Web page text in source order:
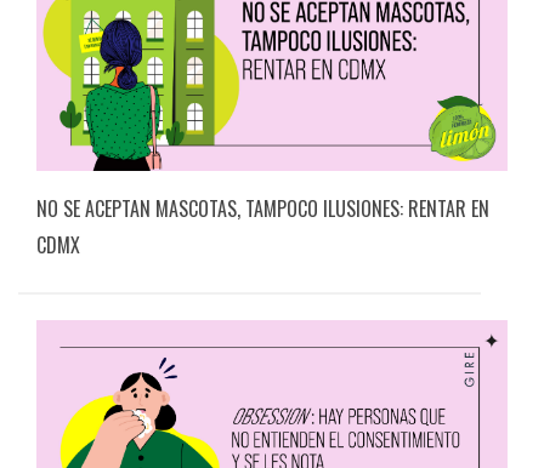
NO SE ACEPTAN MASCOTAS, TAMPOCO ILUSIONES: RENTAR EN
CDMX